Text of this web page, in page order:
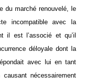
du marché renouvelé, le
incompatible avec la
il est l’associé et qu’il
déloyale dont la
avec lui en tant
nécessairement